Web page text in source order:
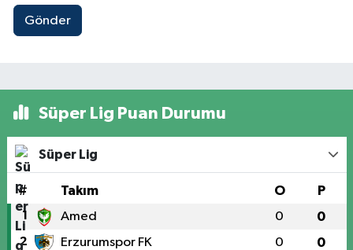
Gönder
Süper Lig Puan Durumu
Süper Lig
# Takım O P
1 Amed 0 0
2 Erzurumspor FK 0 0